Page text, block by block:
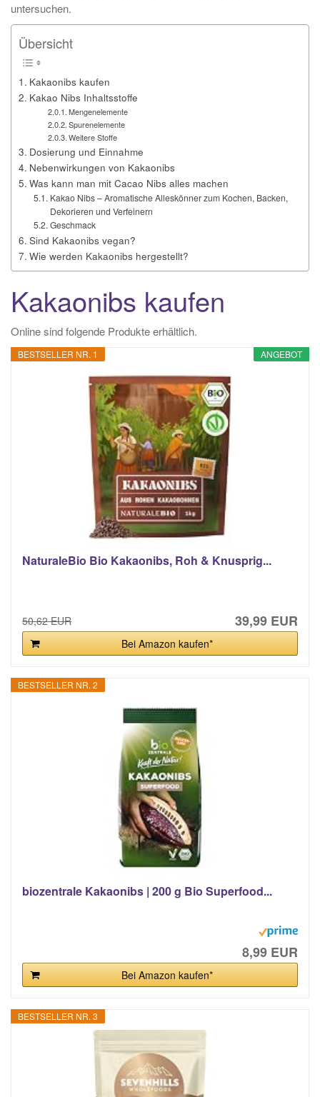
untersuchen.
Übersicht
Kakaonibs kaufen
Kakao Nibs Inhaltsstoffe
Mengenelemente
Spurenelemente
Weitere Stoffe
Dosierung und Einnahme
Nebenwirkungen von Kakaonibs
Was kann man mit Cacao Nibs alles machen
Kakao Nibs – Aromatische Alleskönner zum Kochen, Backen,
Dekorieren und Verfeinern
Geschmack
Sind Kakaonibs vegan?
Wie werden Kakaonibs hergestellt?
Kakaonibs kaufen
Online sind folgende Produkte erhältlich.
ANGEBOT
BESTSELLER NR. 1
NaturaleBio Bio Kakaonibs, Roh & Knusprig...
50,62 EUR 39,99 EUR
Bei Amazon kaufen*
BESTSELLER NR. 2
biozentrale Kakaonibs | 200 g Bio Superfood...
8,99 EUR
Bei Amazon kaufen*
BESTSELLER NR. 3